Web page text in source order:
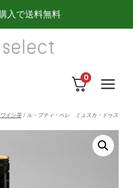
入で送料無料
0
イン等 / ル・プティ・ベレ ミュスカ・ドゥス